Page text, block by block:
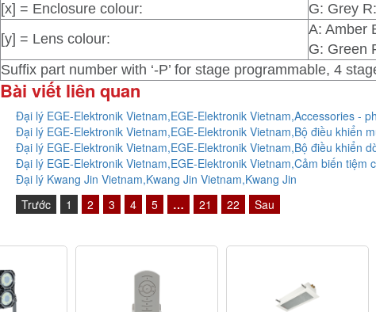
[x] = Enclosure colour:
G: Grey
[y] = Lens colour:
A: Amber
G: Green
Suffix part number with ‘-P’ for stage programmable, 4
Bài viết liên quan
Đại lý EGE-Elektronik Vietnam,EGE-Elektronik Vietnam,Accessories -
Đại lý EGE-Elektronik Vietnam,EGE-Elektronik Vietnam,Bộ điều khiển
Đại lý EGE-Elektronik Vietnam,EGE-Elektronik Vietnam,Bộ điều khiển
Đại lý EGE-Elektronik Vietnam,EGE-Elektronik Vietnam,Cảm biến tiệm
Đại lý Kwang Jin Vietnam,Kwang Jin Vietnam,Kwang Jin
Trước
1 2 3 4 5 … 21 22 Sau